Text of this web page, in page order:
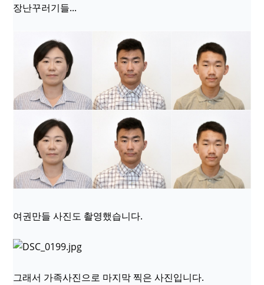
장난꾸러기들...
여권만들 사진도 촬영했습니다.
그래서 가족사진으로 마지막 찍은 사진입니다.